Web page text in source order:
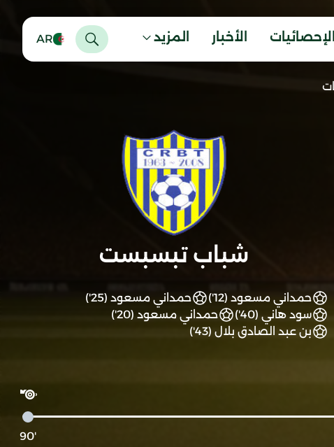
الإحصائيات الأخبار المزيد AR
شباب تبسبست
حمداني مسعود (12')
حمداني مسعود (25')
سود هاني (40')
حمداني مسعود (20')
بن عبد الصادق بلال (43')
'90